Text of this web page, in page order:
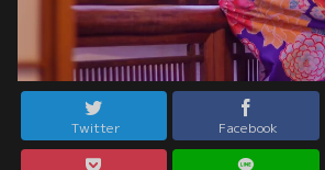
Twitter Facebook